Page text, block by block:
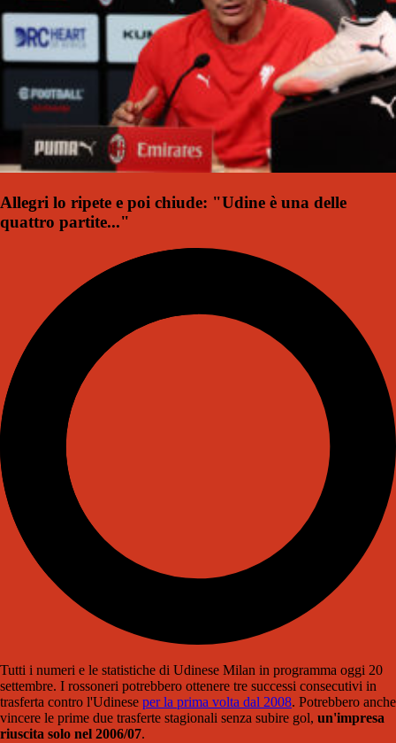
Allegri lo ripete e poi chiude: "Udine è una delle
quattro partite..."
Tutti i numeri e le statistiche di Udinese Milan in programma oggi 20
settembre. I rossoneri potrebbero ottenere tre successi consecutivi in
trasferta contro l'Udinese per la prima volta dal 2008. Potrebbero anche
vincere le prime due trasferte stagionali senza subire gol, un'impresa
riuscita solo nel 2006/07.